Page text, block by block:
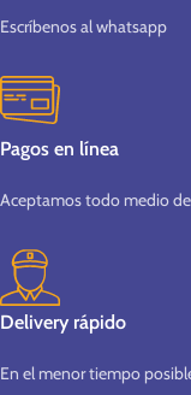
Escríbenos al whatsapp
Pagos en línea
Aceptamos todo medio
Delivery rápido
En el menor tiempo